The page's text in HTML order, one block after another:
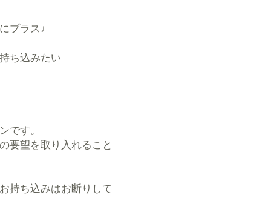
プラス♩
ち込みたい
です。
要望を取り入れること
持ち込みはお断りして